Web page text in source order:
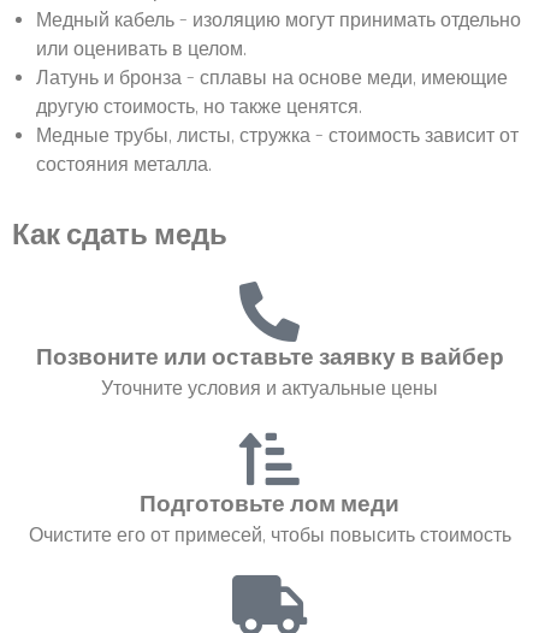
Медный кабель – изоляцию могут принимать отдельно
или оценивать в целом.
Латунь и бронза – сплавы на основе меди, имеющие
другую стоимость, но также ценятся.
Медные трубы, листы, стружка – стоимость зависит от
состояния металла.
Как сдать медь
Позвоните или оставьте заявку в вайбер
Уточните условия и актуальные цены
Подготовьте лом меди
Очистите его от примесей, чтобы повысить стоимость